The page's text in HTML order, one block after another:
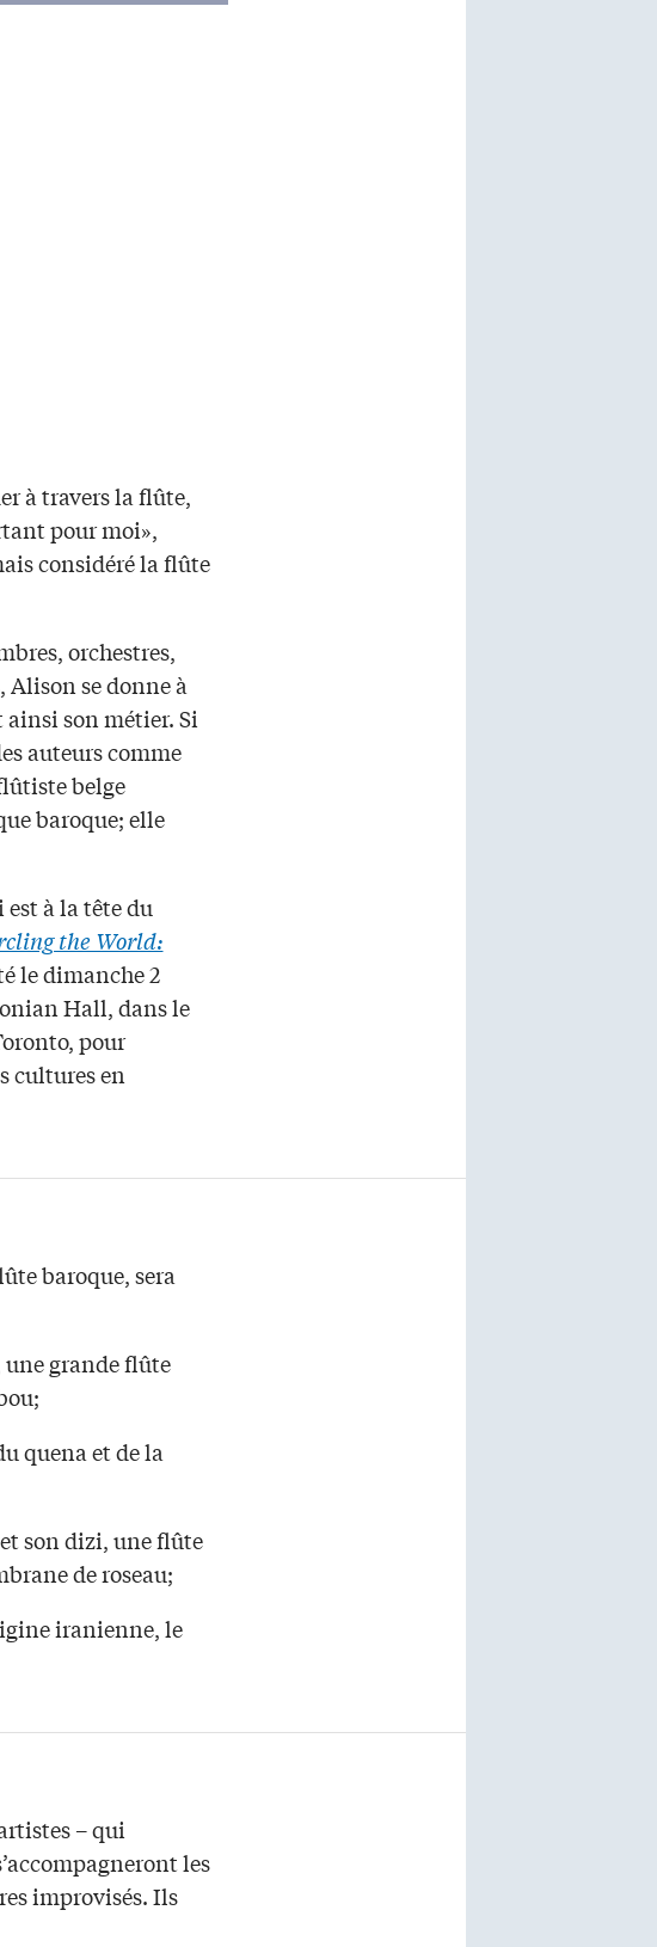
à travers la flûte,
pour moi»,
considéré la flûte
orchestres,
Alison se donne à
son métier. Si
auteurs comme
belge
baroque; elle
est à la tête du
the World:
le dimanche 2
Hall, dans le
pour
cultures en
baroque, sera
grande flûte
quena et de la
son dizi, une flûte
de roseau;
iranienne, le
– qui
les
improvisés. Ils